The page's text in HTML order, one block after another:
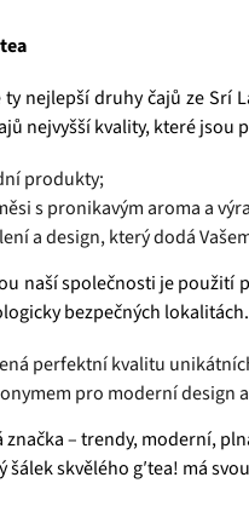
ty nejlepší druhy čajů ze Srí
nejvyšší kvality, které jsou
produkty;
s pronikavým aroma a
a design, který dodá
naší společnosti je použití
bezpečných
perfektní kvalitu
pro moderní design
značka – trendy, moderní,
šálek skvělého g′tea! má